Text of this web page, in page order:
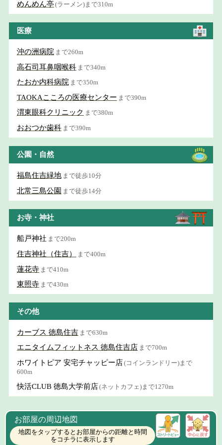
めんめん亭(ラーメン)まで310m
医療
沖の洲病院 まで260m
高石司耳鼻咽喉科 まで340m
たおか内科病院 まで350m
TAOKAこころの医療センター まで390m
渭東眼科クリニック まで380m
おおつか歯科 まで390m
公園・自然
福島住吉緑地 まで徒歩10分
北常三島公園 まで徒歩14分
お寺・神社
船戸神社 まで200m
住吉神社（住吉） まで400m
蓮花寺 まで410m
東照寺 まで430m
その他
カーブス 徳島住吉 まで630m
エニタイムフィットネス 徳島住吉店 まで700m
ホワイトピア 安宅チャッピー店(コインランドリー)まで
600m
快活CLUB 徳島大学前店(ネットカフェ)まで1270m
お部屋の周辺地図
地図をタップするとお部屋からの距離と時間
をコチラに表示します